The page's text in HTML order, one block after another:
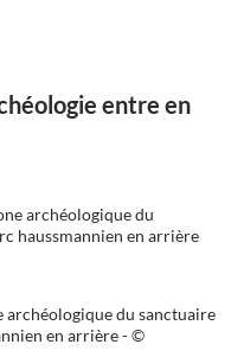
entre en
archéologique du sanctuaire
en arrière - ©